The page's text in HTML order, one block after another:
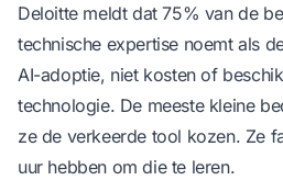
Deloitte meldt dat 75% van de
technische expertise noemt als
AI-adoptie, niet kosten of
technologie. De meeste kleine
ze de verkeerde tool kozen. Ze
uur hebben om die te leren.